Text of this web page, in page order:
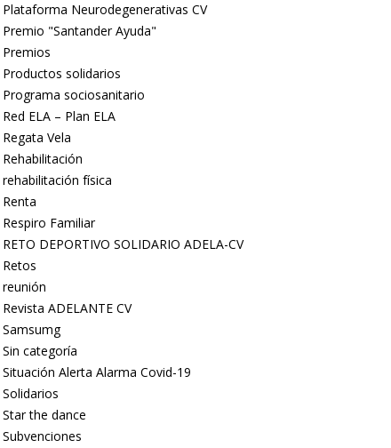
Plataforma Neurodegenerativas CV
Premio "Santander Ayuda"
Premios
Productos solidarios
Programa sociosanitario
Red ELA – Plan ELA
Regata Vela
Rehabilitación
rehabilitación física
Renta
Respiro Familiar
RETO DEPORTIVO SOLIDARIO ADELA-CV
Retos
reunión
Revista ADELANTE CV
Samsumg
Sin categoría
Situación Alerta Alarma Covid-19
Solidarios
Star the dance
Subvenciones